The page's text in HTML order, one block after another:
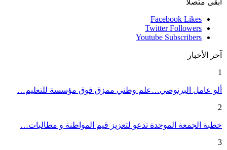
Facebook Likes
Twitter Followers
Youtube Subscribers
آخر الأخبار
1
ألو عامل البرنوصي…علم وطني ممزق فوق مؤسسة للتعليم…
2
خطبة الجمعة الموحدة تدعو لتعزيز قيم المواطنة و مطالبات…
3